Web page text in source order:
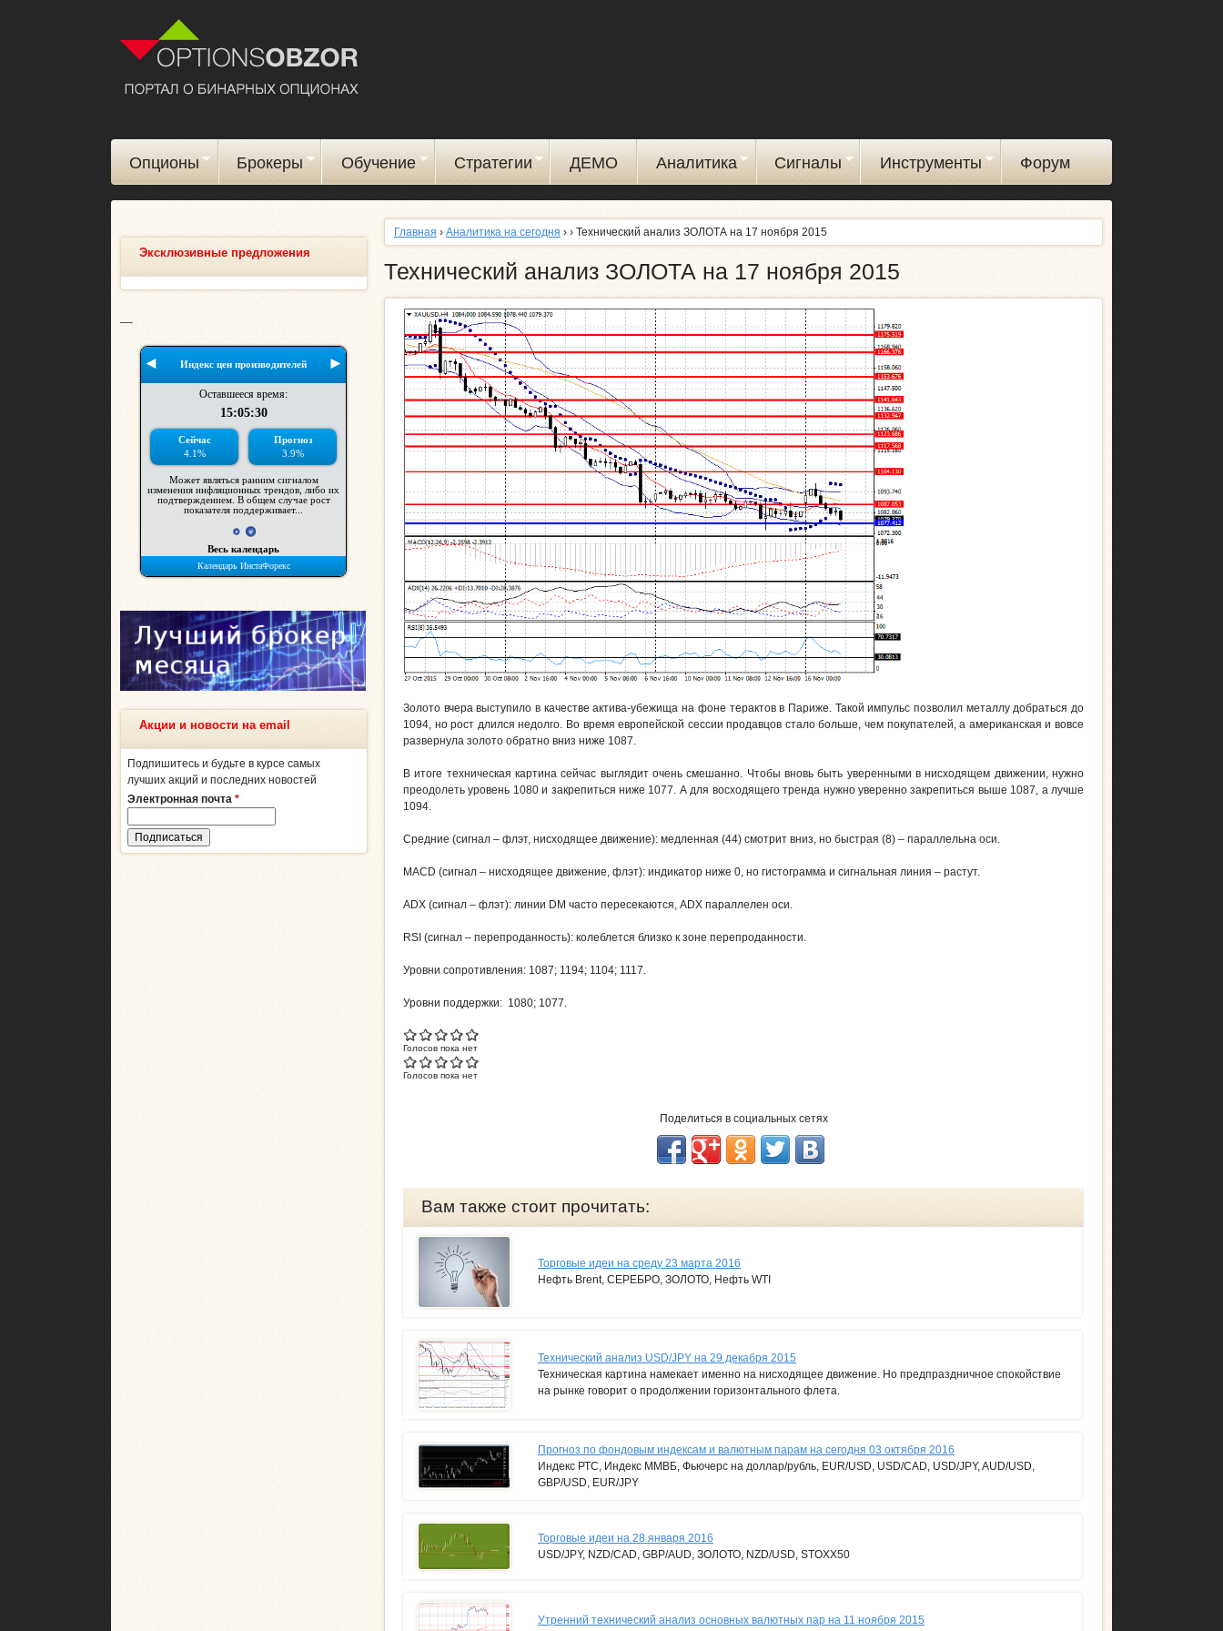
Опционы Брокеры Обучение Стратегии ДЕМО Аналитика Сигналы Инструменты Форум
Главная › Аналитика на сегодня › › Технический анализ ЗОЛОТА на 17 ноября 2015
Технический анализ ЗОЛОТА на 17 ноября 2015
Золото вчера выступило в качестве актива-убежища на фоне терактов в Париже. Такой импульс позволил металлу добраться до
1094, но рост длился недолго. Во время европейской сессии продавцов стало больше, чем покупателей, а американская и вовсе
развернула золото обратно вниз ниже 1087.
В итоге техническая картина сейчас выглядит очень смешанно. Чтобы вновь быть уверенными в нисходящем движении, нужно
преодолеть уровень 1080 и закрепиться ниже 1077. А для восходящего тренда нужно уверенно закрепиться выше 1087, а лучше
1094.
Средние (сигнал – флэт, нисходящее движение): медленная (44) смотрит вниз, но быстрая (8) – параллельна оси.
MACD (сигнал – нисходящее движение, флэт): индикатор ниже 0, но гистограмма и сигнальная линия – растут.
ADX (сигнал – флэт): линии DM часто пересекаются, ADX параллелен оси.
RSI (сигнал – перепроданность): колеблется близко к зоне перепроданности.
Уровни сопротивления: 1087; 1194; 1104; 1117.
Уровни поддержки: 1080; 1077.
Голосов пока нет
Голосов пока нет
Поделиться в социальных сетях
Вам также стоит прочитать:
Торговые идеи на среду 23 марта 2016
Нефть Brent, СЕРЕБРО, ЗОЛОТО, Нефть WTI
Технический анализ USD/JPY на 29 декабря 2015
Техническая картина намекает именно на нисходящее движение. Но предпраздничное спокойствие
на рынке говорит о продолжении горизонтального флета.
Прогноз по фондовым индексам и валютным парам на сегодня 03 октября 2016
Индекс РТС, Индекс ММВБ, Фьючерс на доллар/рубль, EUR/USD, USD/CAD, USD/JPY, AUD/USD,
GBP/USD, EUR/JPY
Торговые идеи на 28 января 2016
USD/JPY, NZD/CAD, GBP/AUD, ЗОЛОТО, NZD/USD, STOXX50
Утренний технический анализ основных валютных пар на 11 ноября 2015
Эксклюзивные предложения
Акции и новости на email
Подпишитесь и будьте в курсе самых
лучших акций и последних новостей
Электронная почта *